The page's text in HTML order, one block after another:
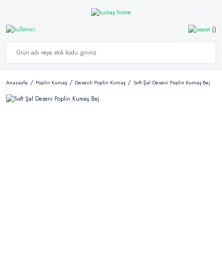
Anasayfa Poplin Kumaş Desenli Poplin Kumaş Soft Şal Deseni Poplin Kumaş Bej